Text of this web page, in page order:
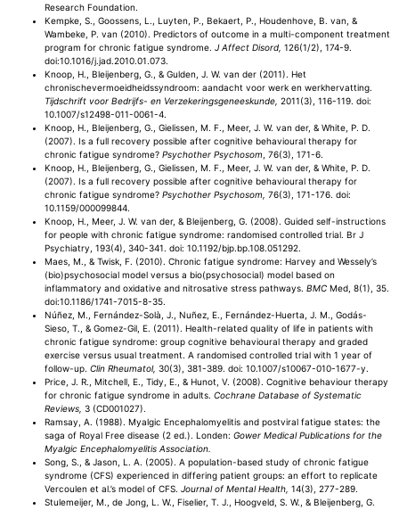
Research Foundation.
Kempke, S., Goossens, L., Luyten, P., Bekaert, P., Houdenhove, B. van, &
Wambeke, P. van (2010). Predictors of outcome in a multi-component treatment
program for chronic fatigue syndrome. J Affect Disord, 126(1/2), 174-9.
doi:10.1016/j.jad.2010.01.073.
Knoop, H., Bleijenberg, G., & Gulden, J. W. van der (2011). Het
chronischevermoeidheidssyndroom: aandacht voor werk en werkhervatting.
Tijdschrift voor Bedrijfs- en Verzekeringsgeneeskunde, 2011(3), 116-119. doi:
10.1007/s12498-011-0061-4.
Knoop, H., Bleijenberg, G., Gielissen, M. F., Meer, J. W. van der, & White, P. D.
(2007). Is a full recovery possible after cognitive behavioural therapy for
chronic fatigue syndrome? Psychother Psychosom , 76(3), 171-6.
Knoop, H., Bleijenberg, G., Gielissen, M. F., Meer, J. W. van der, & White, P. D.
(2007). Is a full recovery possible after cognitive behavioural therapy for
chronic fatigue syndrome? Psychother Psychosom, 76(3), 171-176. doi:
10.1159/000099844.
Knoop, H., Meer, J. W. van der, & Bleijenberg, G. (2008). Guided self-instructions
for people with chronic fatigue syndrome: randomised controlled trial. Br J
Psychiatry, 193(4), 340-341. doi: 10.1192/bjp.bp.108.051292.
Maes, M., & Twisk, F. (2010). Chronic fatigue syndrome: Harvey and Wessely’s
(bio)psychosocial model versus a bio(psychosocial) model based on
inflammatory and oxidative and nitrosative stress pathways. BMC Med, 8(1), 35.
doi:10.1186/1741-7015-8-35.
Núñez, M., Fernández-Solà, J., Nuñez, E., Fernández-Huerta, J. M., Godás-
Sieso, T., & Gomez-Gil, E. (2011). Health-related quality of life in patients with
chronic fatigue syndrome: group cognitive behavioural therapy and graded
exercise versus usual treatment. A randomised controlled trial with 1 year of
follow-up. Clin Rheumatol, 30(3), 381-389. doi: 10.1007/s10067-010-1677-y.
Price, J. R., Mitchell, E., Tidy, E., & Hunot, V. (2008). Cognitive behaviour therapy
for chronic fatigue syndrome in adults. Cochrane Database of Systematic
Reviews, 3 (CD001027).
Ramsay, A. (1988). Myalgic Encephalomyelitis and postviral fatigue states: the
saga of Royal Free disease (2 ed.). Londen: Gower Medical Publications for the
Myalgic Encephalomyelitis Association.
Song, S., & Jason, L. A. (2005). A population-based study of chronic fatigue
syndrome (CFS) experienced in differing patient groups: an effort to replicate
Vercoulen et al.’s model of CFS. Journal of Mental Health, 14(3), 277-289.
Stulemeijer, M., de Jong, L. W., Fiselier, T. J., Hoogveld, S. W., & Bleijenberg, G.